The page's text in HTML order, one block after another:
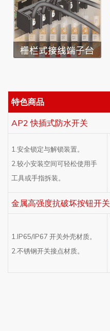
特色商品
AP2 快插式防水开关
1.安全锁定与解锁装置。
2.较小安装空间可轻松使用手
工具或手指拆装。
金属高强度抗破坏按钮开关
1.IP65/IP67 开关外壳材质。
2.不锈钢开关接点材质。